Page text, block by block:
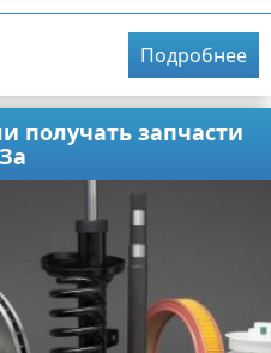
Подробнее
получать запчасти